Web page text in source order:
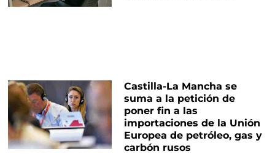
Castilla-La Mancha se
suma a la petición de
poner fin a las
importaciones de la Unión
Europea de petróleo, gas y
carbón rusos